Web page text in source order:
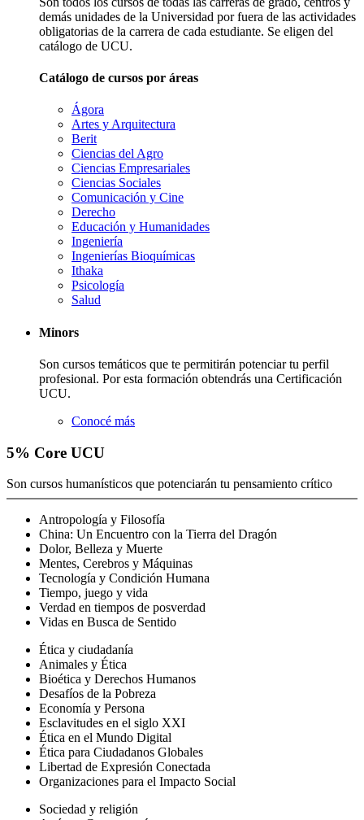
demás unidades de la Universidad por fuera de las actividades
obligatorias de la carrera de cada estudiante. Se eligen del
catálogo de UCU.
Catálogo de cursos por áreas
Ágora
Artes y Arquitectura
Berit
Ciencias del Agro
Ciencias Empresariales
Ciencias Sociales
Comunicación y Cine
Derecho
Educación y Humanidades
Ingeniería
Ingenierías Bioquímicas
Ithaka
Psicología
Salud
Minors
Son cursos temáticos que te permitirán potenciar tu perfil
profesional. Por esta formación obtendrás una Certificación
UCU.
Conocé más
5% Core UCU
Son cursos humanísticos que potenciarán tu pensamiento crítico
Antropología y Filosofía
China: Un Encuentro con la Tierra del Dragón
Dolor, Belleza y Muerte
Mentes, Cerebros y Máquinas
Tecnología y Condición Humana
Tiempo, juego y vida
Verdad en tiempos de posverdad
Vidas en Busca de Sentido
Ética y ciudadanía
Animales y Ética
Bioética y Derechos Humanos
Desafíos de la Pobreza
Economía y Persona
Esclavitudes en el siglo XXI
Ética en el Mundo Digital
Ética para Ciudadanos Globales
Libertad de Expresión Conectada
Organizaciones para el Impacto Social
Sociedad y religión